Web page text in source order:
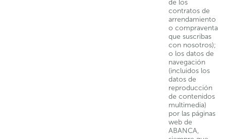
de los
contratos de
arrendamiento
o compraventa
que suscribas
con nosotros);
o los datos de
navegación
(incluidos los
datos de
reproducción
de contenidos
multimedia)
por las páginas
web de
ABANCA,